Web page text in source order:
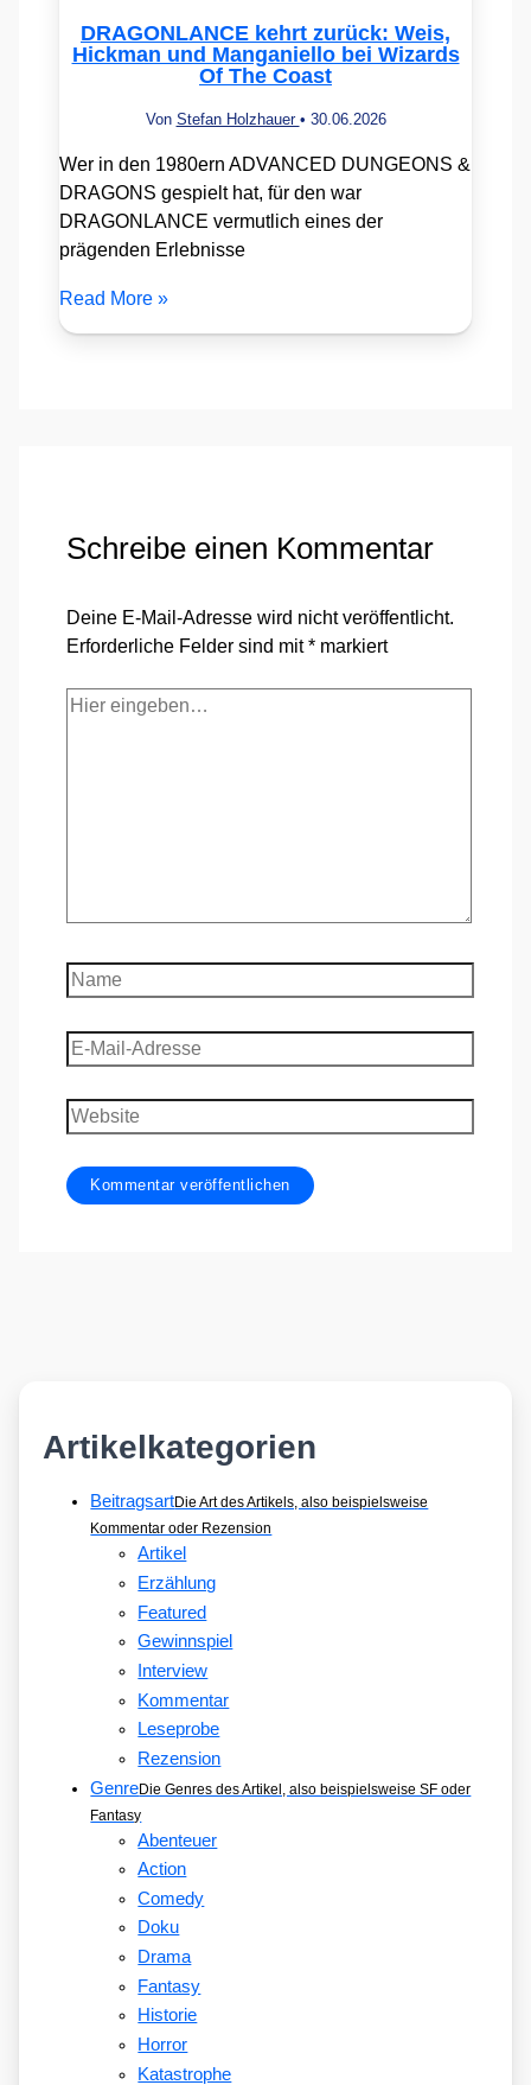
DRAGONLANCE kehrt zurück: Weis,
Hickman und Manganiello bei Wizards
Of The Coast
Von Stefan Holzhauer • 30.06.2026
Wer in den 1980ern ADVANCED DUNGEONS &
DRAGONS gespielt hat, für den war
DRAGONLANCE vermutlich eines der
prägenden Erlebnisse
Read More »
Schreibe einen Kommentar
Deine E-Mail-Adresse wird nicht veröffentlicht.
Erforderliche Felder sind mit* markiert
Hier
Name
E-
Mail-
Adresse
Website
Artikelkategorien
BeitragsartDie Art des Artikels, also beispielsweise
Kommentar oder Rezension
Artikel
Erzählung
Featured
Gewinnspiel
Interview
Kommentar
Leseprobe
Rezension
GenreDie Genres des Artikel, also beispielsweise SF oder
Fantasy
Abenteuer
Action
Comedy
Doku
Drama
Fantasy
Historie
Horror
Katastrophe